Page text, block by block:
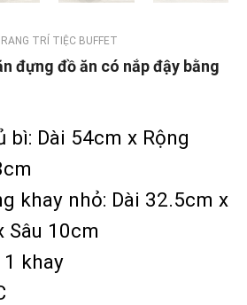
TRÍ TIỆC BUFFET
đựng đồ ăn có nắp đậy bằng
bì: Dài 54cm x Rộng
khay nhỏ: Dài 32.5cm x
Sâu 10cm
khay